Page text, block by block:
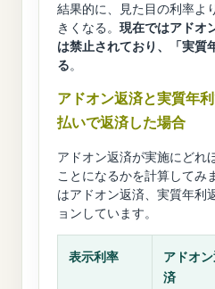
結果的に、見た目の利率よ
きくなる。 現在ではアドオ
は禁止されており、「実質
る。
アドオン返済と実質年
払いで返済した場合
アドオン返済が実施にどれ
ことになるかを計算してみ
はアドオン返済、実質年利
ョンしています。
表示利率
アドオ
済